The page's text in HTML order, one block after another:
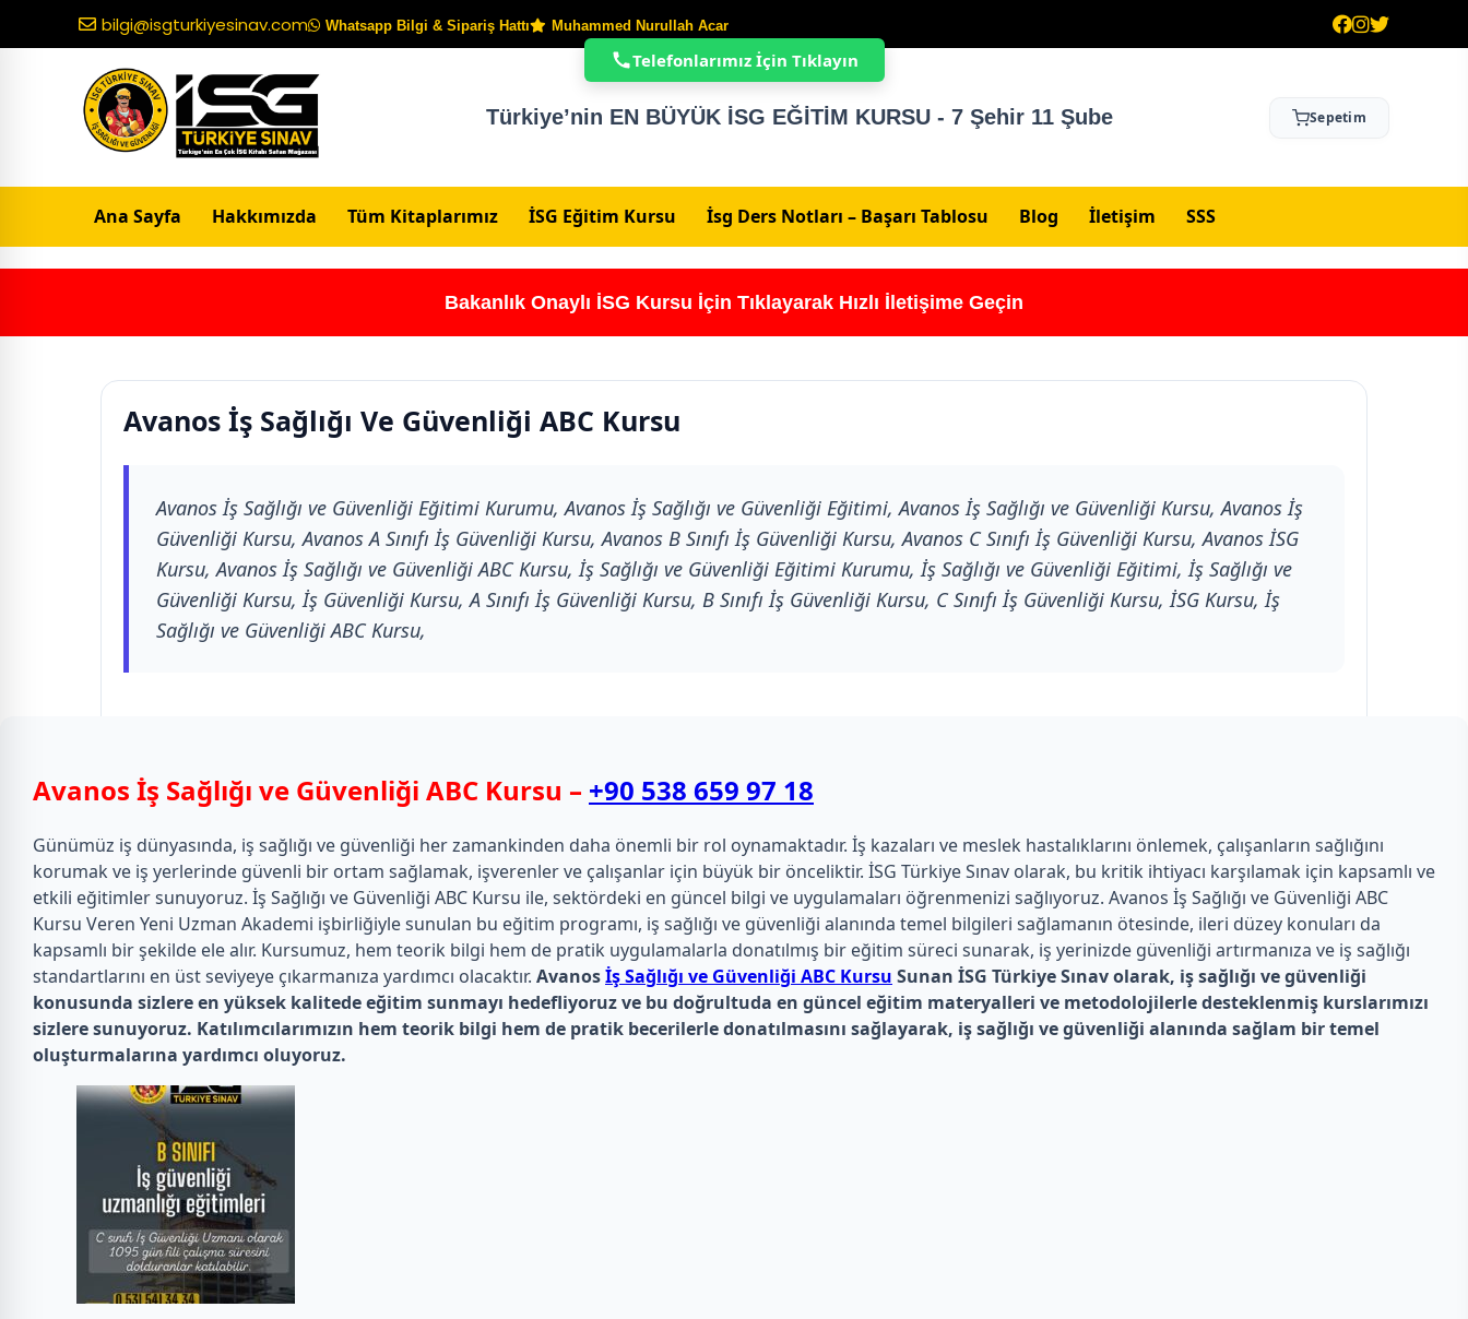
bilgi@isgturkiyesinav.com Whatsapp Bilgi & Sipariş Hattı Muhammed Nurullah Acar
Türkiye’nin EN BÜYÜK İSG EĞİTİM KURSU - 7 Şehir 11 Şube Sepetim
Ana Sayfa Hakkımızda Tüm Kitaplarımız İSG Eğitim Kursu İsg Ders Notları – Başarı Tablosu Blog İletişim SSS
Bakanlık Onaylı İSG Kursu İçin Tıklayarak Hızlı İletişime Geçin
Avanos İş Sağlığı Ve Güvenliği ABC Kursu
Avanos İş Sağlığı ve Güvenliği Eğitimi Kurumu, Avanos İş Sağlığı ve Güvenliği Eğitimi, Avanos İş Sağlığı ve Güvenliği Kursu, Avanos İş
Güvenliği Kursu, Avanos A Sınıfı İş Güvenliği Kursu, Avanos B Sınıfı İş Güvenliği Kursu, Avanos C Sınıfı İş Güvenliği Kursu, Avanos İSG
Kursu, Avanos İş Sağlığı ve Güvenliği ABC Kursu, İş Sağlığı ve Güvenliği Eğitimi Kurumu, İş Sağlığı ve Güvenliği Eğitimi, İş Sağlığı ve
Güvenliği Kursu, İş Güvenliği Kursu, A Sınıfı İş Güvenliği Kursu, B Sınıfı İş Güvenliği Kursu, C Sınıfı İş Güvenliği Kursu, İSG Kursu, İş
Sağlığı ve Güvenliği ABC Kursu,
Avanos İş Sağlığı ve Güvenliği ABC Kursu – +90 538 659 97 18
Günümüz iş dünyasında, iş sağlığı ve güvenliği her zamankinden daha önemli bir rol oynamaktadır. İş kazaları ve meslek hastalıklarını önlemek, çalışanların sağlığını
korumak ve iş yerlerinde güvenli bir ortam sağlamak, işverenler ve çalışanlar için büyük bir önceliktir. İSG Türkiye Sınav olarak, bu kritik ihtiyacı karşılamak için kapsamlı ve
etkili eğitimler sunuyoruz. İş Sağlığı ve Güvenliği ABC Kursu ile, sektördeki en güncel bilgi ve uygulamaları öğrenmenizi sağlıyoruz. Avanos İş Sağlığı ve Güvenliği ABC
Kursu Veren Yeni Uzman Akademi işbirliğiyle sunulan bu eğitim programı, iş sağlığı ve güvenliği alanında temel bilgileri sağlamanın ötesinde, ileri düzey konuları da
kapsamlı bir şekilde ele alır. Kursumuz, hem teorik bilgi hem de pratik uygulamalarla donatılmış bir eğitim süreci sunarak, iş yerinizde güvenliği artırmanıza ve iş sağlığı
standartlarını en üst seviyeye çıkarmanıza yardımcı olacaktır. Avanosİş Sağlığı ve Güvenliği ABC Kursu Sunan İSG Türkiye Sınav olarak, iş sağlığı ve güvenliği
konusunda sizlere en yüksek kalitede eğitim sunmayı hedefliyoruz ve bu doğrultuda en güncel eğitim materyalleri ve metodolojilerle desteklenmiş kurslarımızı
sizlere sunuyoruz. Katılımcılarımızın hem teorik bilgi hem de pratik becerilerle donatılmasını sağlayarak, iş sağlığı ve güvenliği alanında sağlam bir temel
oluşturmalarına yardımcı oluyoruz.
Telefonlarımız İçin Tıklayın